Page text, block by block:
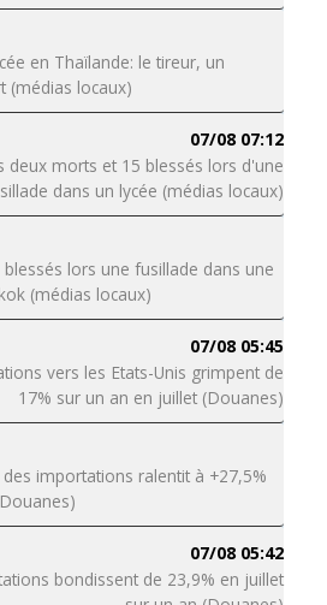
en Thaïlande: le tireur, un
(médias locaux)
07/08 07:12
deux morts et 15 blessés lors d'une
dans un lycée (médias locaux)
lors une fusillade dans une
(médias locaux)
07/08 05:45
vers les Etats-Unis grimpent de
17% sur un an en juillet (Douanes)
des importations ralentit à +27,5%
07/08 05:42
bondissent de 23,9% en juillet